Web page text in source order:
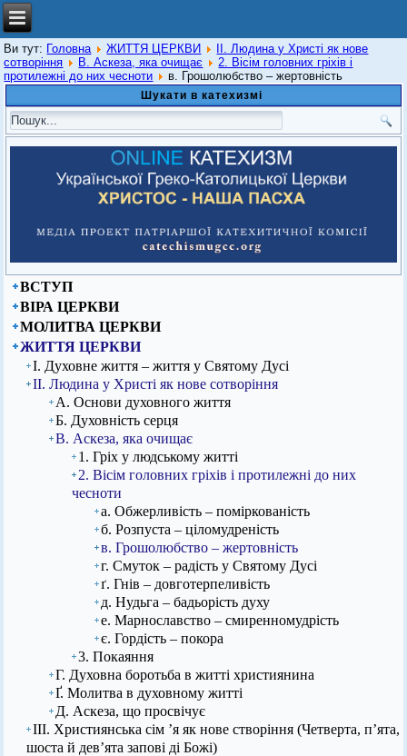
Ви тут: Головна ЖИТТЯ ЦЕРКВИ
ІІ. Людина у Христі як нове
сотворіння
В. Аскеза, яка очищає
2. Вісім головних гріхів і
протилежні до них чесноти
в. Грошолюбство – жертовність
Шукати в катехизмі
ВСТУП
ВІРА ЦЕРКВИ
МОЛИТВА ЦЕРКВИ
ЖИТТЯ ЦЕРКВИ
І. Духовне життя – життя у Святому Дусі
ІІ. Людина у Христі як нове сотворіння
А. Основи духовного життя
Б. Духовність серця
В. Аскеза, яка очищає
1. Гріх у людському житті
2. Вісім головних гріхів і протилежні до них
чесноти
а. Обжерливість – поміркованість
б. Розпуста – ціломудреність
в. Грошолюбство – жертовність
г. Смуток – радість у Святому Дусі
ґ. Гнів – довготерпеливість
д. Нудьга – бадьорість духу
е. Марнославство – смиренномудрість
є. Гордість – покора
3. Покаяння
Г. Духовна боротьба в житті християнина
Ґ. Молитва в духовному житті
Д. Аскеза, що просвічує
ІІІ. Християнська сім ’я як нове створіння (Четверта, п’ята,
шоста й дев’ята запові ді Божі)